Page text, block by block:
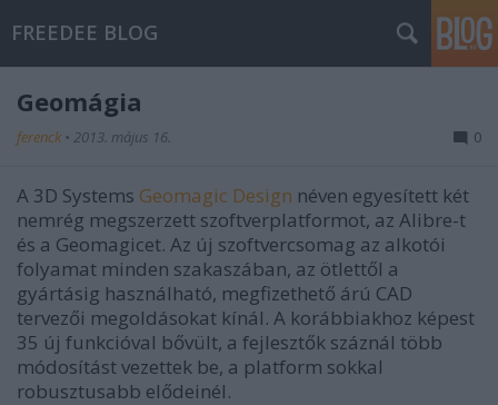
FREEDEE BLOG
Geomágia
ferenck • 2013. május 16. 0
A 3D Systems Geomagic Design néven egyesített két
nemrég megszerzett szoftverplatformot, az Alibre-t
és a Geomagicet. Az új szoftvercsomag az alkotói
folyamat minden szakaszában, az ötlettől a
gyártásig használható, megfizethető árú CAD
tervezői megoldásokat kínál. A korábbiakhoz képest
35 új funkcióval bővült, a fejlesztők száznál több
módosítást vezettek be, a platform sokkal
robusztusabb elődeinél.